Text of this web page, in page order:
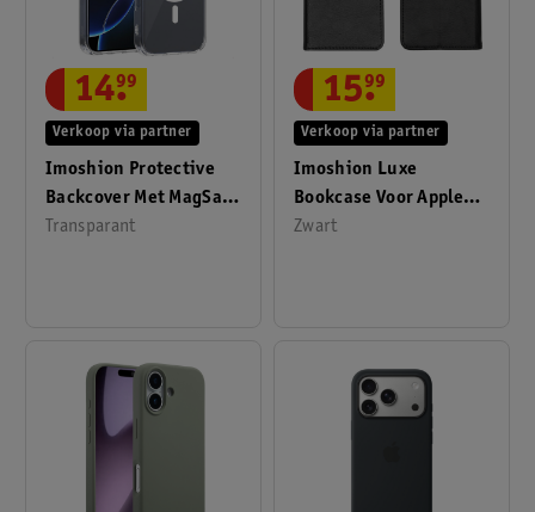
Imoshion Protective
Backcover Met MagSafe
Voor Apple IPhone 16
Transparant
Verkoop via partner
14.
99
Imoshion Luxe
Bookcase Voor Apple
IPhone 12 Pro Max
Zwart
Verkoop via partner
15.
99